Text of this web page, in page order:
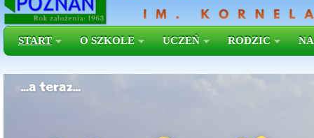
START O SZKOLE UCZEŃ RODZIC